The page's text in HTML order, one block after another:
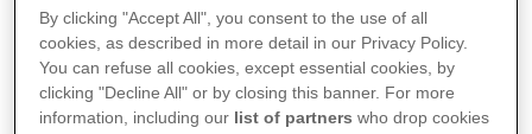
Sitede yer alan kişi ya da yer resimleri Pfizer'in
mülkiyetinde olup, sadece Pfizer tarafından izin
By clicking "Accept All", you consent to the use of all
cookies, as described in more detail in our Privacy Policy.
You can refuse all cookies, except essential cookies, by
clicking "Decline All" or by closing this banner. For more
information, including our list of partners who drop cookies